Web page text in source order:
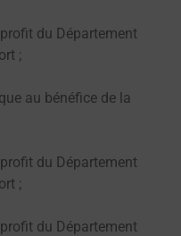
du Département
;
au bénéfice de la
du Département
;
du Département